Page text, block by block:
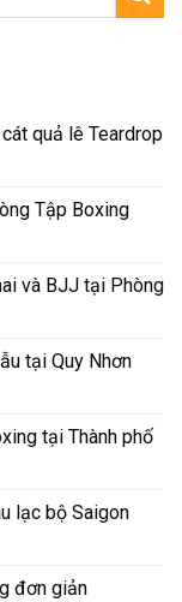
quả lê Teardrop
Tập Boxing
và BJJ tại Phòng
tại Quy Nhơn
tại Thành phố
lạc bộ Saigon
đơn giản